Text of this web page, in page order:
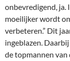
onbevredigend, ja.
moeilijker wordt
verbeteren.” Dit
ingeblazen.
de topmannen